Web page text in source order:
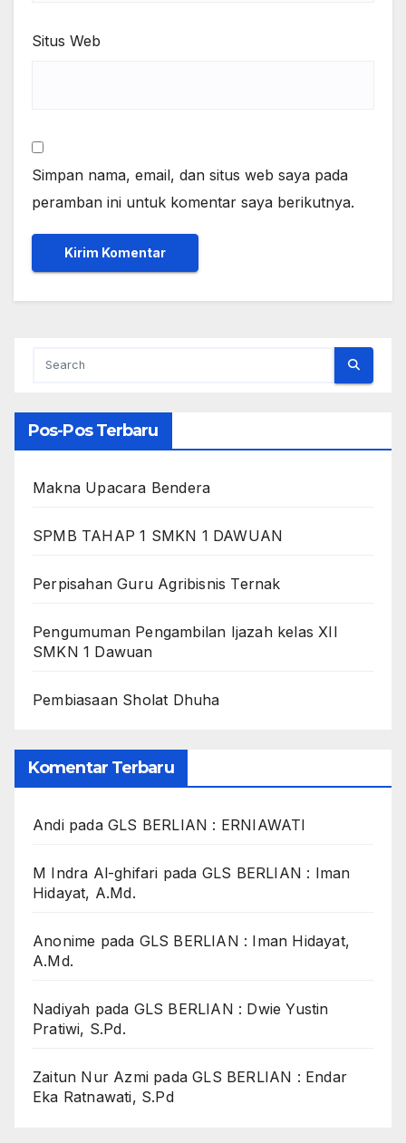
Situs Web
Simpan nama, email, dan situs web saya pada
peramban ini untuk komentar saya berikutnya.
Pos-Pos Terbaru
Makna Upacara Bendera
SPMB TAHAP 1 SMKN 1 DAWUAN
Perpisahan Guru Agribisnis Ternak
Pengumuman Pengambilan Ijazah kelas XII
SMKN 1 Dawuan
Pembiasaan Sholat Dhuha
Komentar Terbaru
AndipadaGLS BERLIAN : ERNIAWATI
M Indra Al-ghifari pada GLS BERLIAN : Iman
Hidayat, A.Md.
Anonime pada GLS BERLIAN : Iman Hidayat,
A.Md.
Nadiyah pada GLS BERLIAN : Dwie Yustin
Pratiwi, S.Pd.
Zaitun Nur Azmi padaGLS BERLIAN : Endar
Eka Ratnawati, S.Pd